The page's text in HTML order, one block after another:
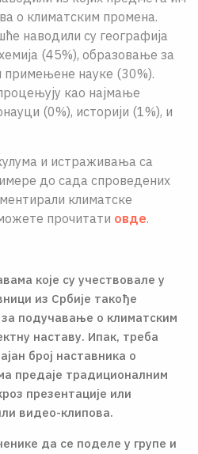
о климатским промена.
наводили су географија
(45%), образовање за
примењене науке (30%).
као најмање
(0%), историји (1%), и
и истраживања са
до сада спроведених
климатске
прочитати овде.
које су учествовале у
из Србије такође
за подучавање о климатским
наставу. Ипак, треба
број наставника о
предаје традиционалним
презентације или
видео-клипова.
да се поделе у групе и